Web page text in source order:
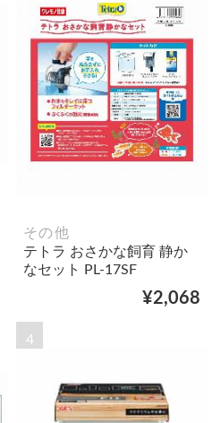
その他
テトラ おさかな飼育 静か
なセット PL-17SF
¥2,068
4